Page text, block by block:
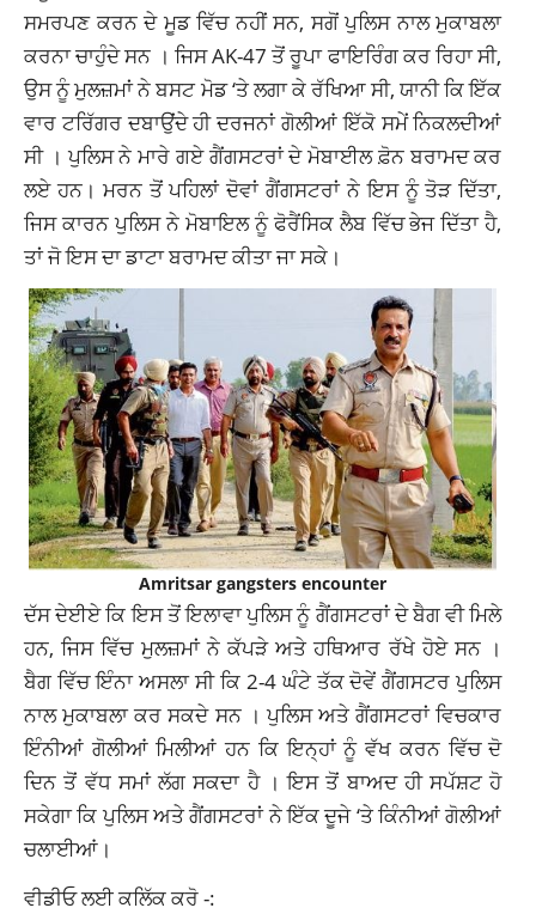
ਸਮਰਪਣ ਕਰਨ ਦੇ ਮੂਡ ਵਿੱਚ ਨਹੀਂ ਸਨ, ਸਗੋਂ ਪੁਲਿਸ ਨਾਲ ਮੁਕਾਬਲਾ
ਕਰਨਾ ਚਾਹੁੰਦੇ ਸਨ । ਜਿਸ AK-47 ਤੋਂ ਰੂਪਾ ਫਾਇਰਿੰਗ ਕਰ ਰਿਹਾ ਸੀ,
ਉਸ ਨੂੰ ਮੁਲਜ਼ਮਾਂ ਨੇ ਬਸਟ ਮੋਡ ‘ਤੇ ਲਗਾ ਕੇ ਰੱਖਿਆ ਸੀ, ਯਾਨੀ ਕਿ ਇੱਕ
ਵਾਰ ਟਰਿੱਗਰ ਦਬਾਉਂਦੇ ਹੀ ਦਰਜਨਾਂ ਗੋਲੀਆਂ ਇੱਕੋ ਸਮੇਂ ਨਿਕਲਦੀਆਂ
ਸੀ । ਪੁਲਿਸ ਨੇ ਮਾਰੇ ਗਏ ਗੈਂਗਸਟਰਾਂ ਦੇ ਮੋਬਾਈਲ ਫ਼ੋਨ ਬਰਾਮਦ ਕਰ
ਲਏ ਹਨ। ਮਰਨ ਤੋਂ ਪਹਿਲਾਂ ਦੋਵਾਂ ਗੈਂਗਸਟਰਾਂ ਨੇ ਇਸ ਨੂੰ ਤੋੜ ਦਿੱਤਾ,
ਜਿਸ ਕਾਰਨ ਪੁਲਿਸ ਨੇ ਮੋਬਾਇਲ ਨੂੰ ਫੋਰੈਂਸਿਕ ਲੈਬ ਵਿੱਚ ਭੇਜ ਦਿੱਤਾ ਹੈ,
ਤਾਂ ਜੋ ਇਸ ਦਾ ਡਾਟਾ ਬਰਾਮਦ ਕੀਤਾ ਜਾ ਸਕੇ।
Amritsar gangsters encounter
ਦੱਸ ਦੇਈਏ ਕਿ ਇਸ ਤੋਂ ਇਲਾਵਾ ਪੁਲਿਸ ਨੂੰ ਗੈਂਗਸਟਰਾਂ ਦੇ ਬੈਗ ਵੀ ਮਿਲੇ
ਹਨ, ਜਿਸ ਵਿੱਚ ਮੁਲਜ਼ਮਾਂ ਨੇ ਕੱਪੜੇ ਅਤੇ ਹਥਿਆਰ ਰੱਖੇ ਹੋਏ ਸਨ ।
ਬੈਗ ਵਿੱਚ ਇੰਨਾ ਅਸਲਾ ਸੀ ਕਿ 2-4 ਘੰਟੇ ਤੱਕ ਦੋਵੇਂ ਗੈਂਗਸਟਰ ਪੁਲਿਸ
ਨਾਲ ਮੁਕਾਬਲਾ ਕਰ ਸਕਦੇ ਸਨ । ਪੁਲਿਸ ਅਤੇ ਗੈਂਗਸਟਰਾਂ ਵਿਚਕਾਰ
ਇੰਨੀਆਂ ਗੋਲੀਆਂ ਮਿਲੀਆਂ ਹਨ ਕਿ ਇਨ੍ਹਾਂ ਨੂੰ ਵੱਖ ਕਰਨ ਵਿੱਚ ਦੋ
ਦਿਨ ਤੋਂ ਵੱਧ ਸਮਾਂ ਲੱਗ ਸਕਦਾ ਹੈ । ਇਸ ਤੋਂ ਬਾਅਦ ਹੀ ਸਪੱਸ਼ਟ ਹੋ
ਸਕੇਗਾ ਕਿ ਪੁਲਿਸ ਅਤੇ ਗੈਂਗਸਟਰਾਂ ਨੇ ਇੱਕ ਦੂਜੇ ‘ਤੇ ਕਿੰਨੀਆਂ ਗੋਲੀਆਂ
ਚਲਾਈਆਂ।
ਵੀਡੀਓ ਲਈ ਕਲਿੱਕ ਕਰੋ -: